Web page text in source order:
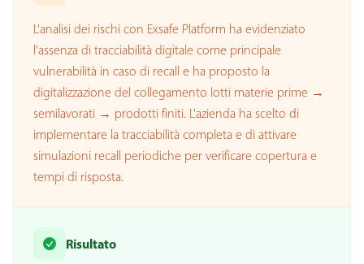
L'analisi dei rischi con Exsafe Platform ha evidenziato
l'assenza di tracciabilità digitale come principale
vulnerabilità in caso di recall e ha proposto la
digitalizzazione del collegamento lotti materie prime →
semilavorati → prodotti finiti. L'azienda ha scelto di
implementare la tracciabilità completa e di attivare
simulazioni recall periodiche per verificare copertura e
tempi di risposta.
Risultato